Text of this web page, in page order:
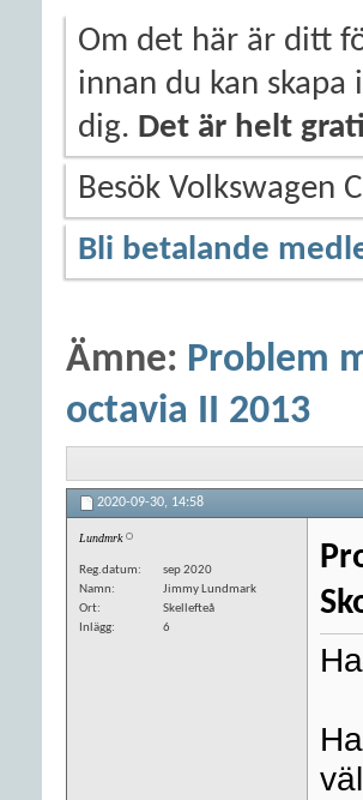
Om det här är ditt
innan du kan
dig. Det är helt
Besök Volkswagen
Bli betalande
Ämne: Problem
octavia II 2013
2020-09-30, 14:58
Lundmrk
Reg.datum
sep 2020
Namn
Jimmy Lundmark
Ort
Skellefteå
Inlägg
6